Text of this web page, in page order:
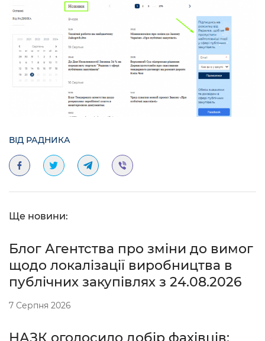
ВІД РАДНИКА
Ще новини:
Блог Агентства про зміни до вимог
щодо локалізації виробництва в
публічних закупівлях з 24.08.2026
7 Серпня 2026
НАЗК оголосило добір фахівців: